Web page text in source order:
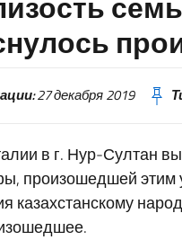
27 декабря 2019
в г. Нур-Султан
произошедшей этим
казахстанскому